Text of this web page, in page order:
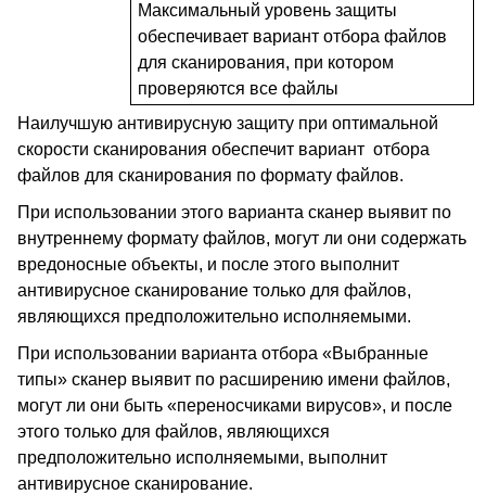
Максимальный уровень защиты
обеспечивает вариант отбора файлов
для сканирования, при котором
проверяются все файлы
Наилучшую антивирусную защиту при оптимальной
скорости сканирования обеспечит вариант отбора
файлов для сканирования по формату файлов.
При использовании этого варианта сканер выявит по
внутреннему формату файлов, могут ли они содержать
вредоносные объекты, и после этого выполнит
антивирусное сканирование только для файлов,
являющихся предположительно исполняемыми.
При использовании варианта отбора «Выбранные
типы» сканер выявит по расширению имени файлов,
могут ли они быть «переносчиками вирусов», и после
этого только для файлов, являющихся
предположительно исполняемыми, выполнит
антивирусное сканирование.